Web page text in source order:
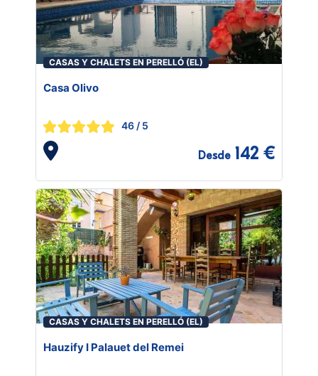
CASAS Y CHALETS EN PERELLÓ (EL)
Casa Olivo
46 / 5
Desde 142 €
CASAS Y CHALETS EN PERELLÓ (EL)
Hauzify I Palauet del Remei